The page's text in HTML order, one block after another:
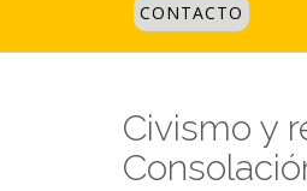
CONTACTO
Civismo y